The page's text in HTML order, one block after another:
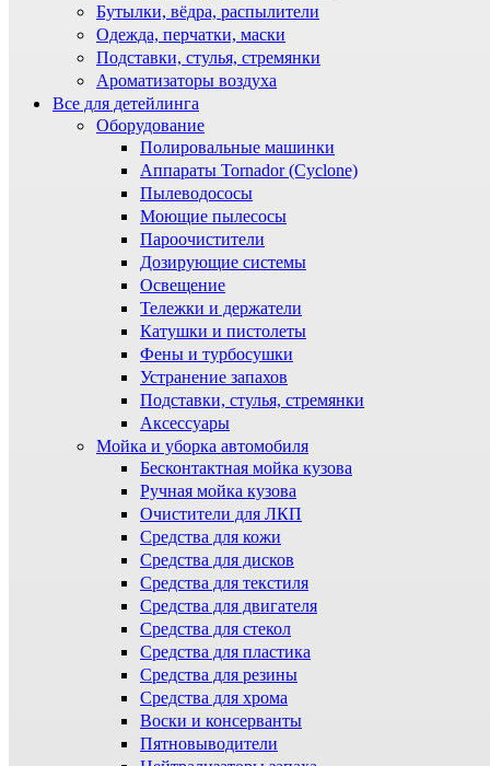
Бутылки, вёдра, распылители
Одежда, перчатки, маски
Подставки, стулья, стремянки
Ароматизаторы воздуха
Все для детейлинга
Оборудование
Полировальные машинки
Аппараты Tornador (Cyclone)
Пылеводососы
Моющие пылесосы
Пароочистители
Дозирующие системы
Освещение
Тележки и держатели
Катушки и пистолеты
Фены и турбосушки
Устранение запахов
Подставки, стулья, стремянки
Аксессуары
Мойка и уборка автомобиля
Бесконтактная мойка кузова
Ручная мойка кузова
Очистители для ЛКП
Средства для кожи
Средства для дисков
Средства для текстиля
Средства для двигателя
Средства для стекол
Средства для пластика
Средства для резины
Средства для хрома
Воски и консерванты
Пятновыводители